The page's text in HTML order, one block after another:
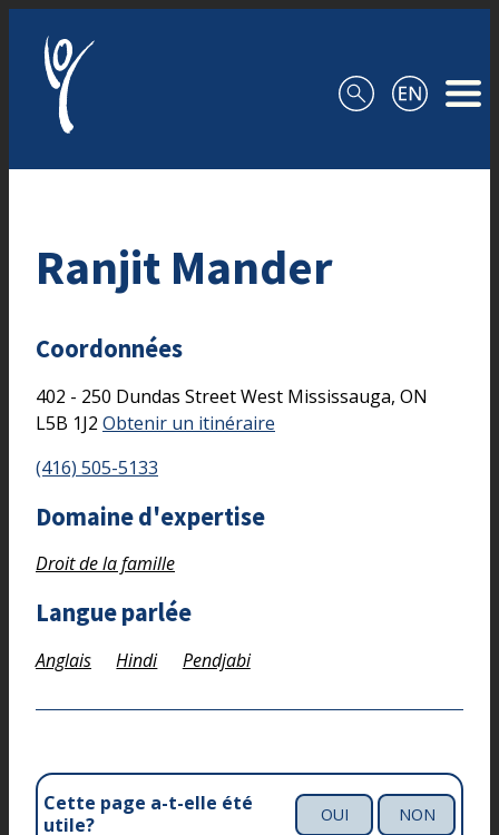
Ranjit Mander
Coordonnées
402 - 250 Dundas Street West Mississauga, ON
L5B 1J2 Obtenir un itinéraire
(416) 505-5133
Domaine d'expertise
Droit de la famille
Langue parlée
Anglais Hindi Pendjabi
Cette page a-t-elle été
utile?
OUI NON